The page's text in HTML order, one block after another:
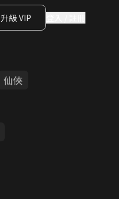
升級 VIP
仙俠